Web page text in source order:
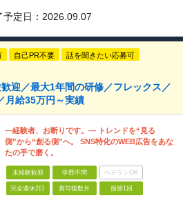
定日： 2026.09.07
自己PR不要 話を聞きたい応募可
迎／最大1年間の研修／フレックス／
月給35万円～実績
―経験者、お断りです。― トレンドを“見る
側”から“創る側”へ。 SNS特化のWEB広告をあな
たの手で磨く。
未経験歓迎 学歴不問 ベテランOK
完全週休2日 賞与複数月 面接1回